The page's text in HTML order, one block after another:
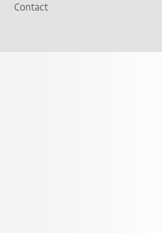
Contact